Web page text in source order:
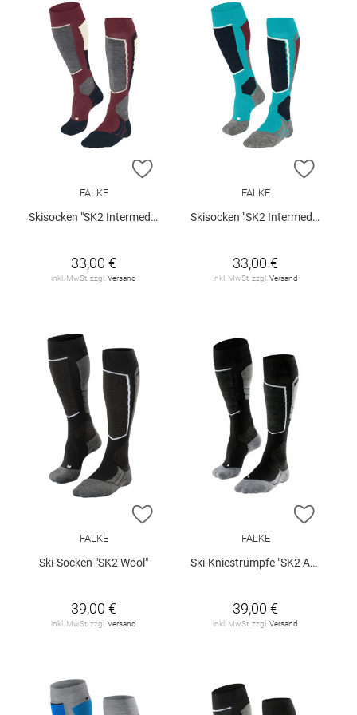
ZUR WUNSCHLISTE HINZUFÜGEN
FALKE
Skisocken "SK2 Intermediate"
33,00 €
inkl. MwSt. zzgl. Versand
ZUR
FALKE
Skisocken "SK2 Intermediate"
33,00 €
inkl. MwSt. zzgl. Versand
ZUR WUNSCHLISTE HINZUFÜGEN
FALKE
Ski-Socken "SK2 Wool"
39,00 €
inkl. MwSt. zzgl. Versand
ZUR
FALKE
Ski-Kniestrümpfe "SK2 Advanced"
39,00 €
inkl. MwSt. zzgl. Versand